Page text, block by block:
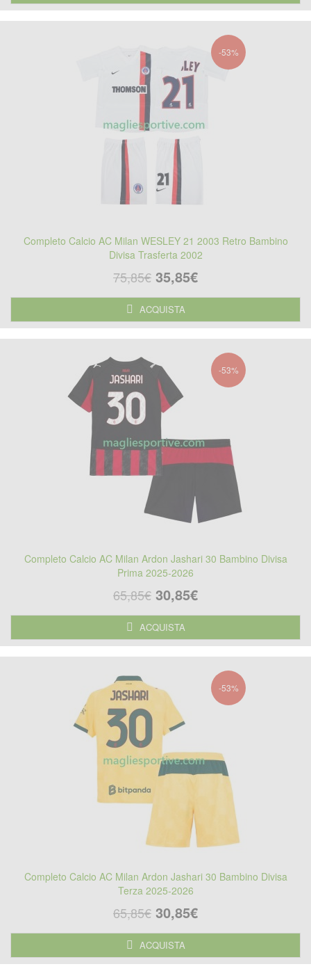
-53%
Completo Calcio AC Milan WESLEY 21 2003 Retro Bambino
Divisa Trasferta 2002
75,85€ 35,85€
ACQUISTA
-53%
Completo Calcio AC Milan Ardon Jashari 30 Bambino Divisa
Prima 2025-2026
65,85€ 30,85€
ACQUISTA
-53%
Completo Calcio AC Milan Ardon Jashari 30 Bambino Divisa
Terza 2025-2026
65,85€ 30,85€
ACQUISTA